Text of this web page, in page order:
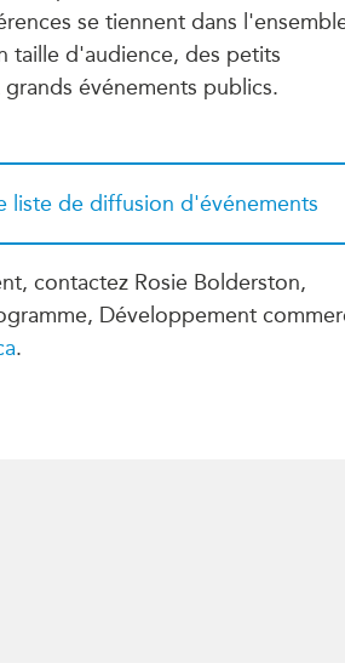
Asie
notes de synthèse
stratégiques
CPTPP Portal
se tiennent dans
taille d'audience, des petits
événements publics.
liste de diffusion d'événements
contactez Rosie Bolderston,
Développement
.